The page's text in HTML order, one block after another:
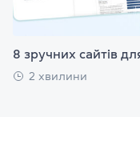
8 зручних сайтів
2 хвилини